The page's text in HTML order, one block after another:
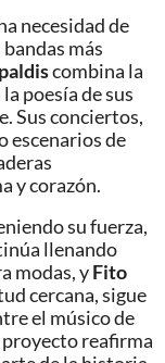
necesidad de
más
combina la
poesía de sus
Sus conciertos,
escenarios de
y corazón.
su fuerza,
llenando
modas, yFito
cercana, sigue
el músico de
proyecto reafirma